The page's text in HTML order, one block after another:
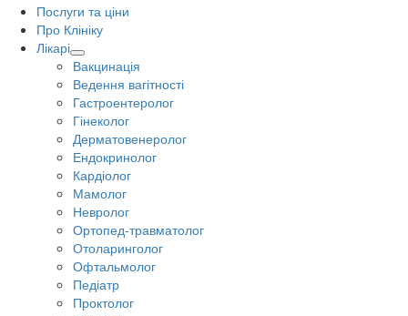
Послуги та ціни
Про Клініку
Лікарі
Вакцинація
Ведення вагітності
Гастроентеролог
Гінеколог
Дерматовенеролог
Ендокринолог
Кардіолог
Мамолог
Невролог
Ортопед-травматолог
Отоларинголог
Офтальмолог
Педіатр
Проктолог